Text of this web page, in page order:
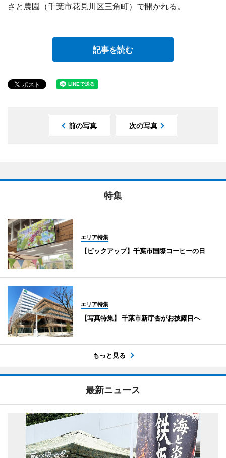
さと農園（千葉市花見川区三角町）で開かれる。
記事を読む
前の写真 次の写真
特集
エリア特集
【ピックアップ】千葉市国際コーヒーの日
エリア特集
【写真特集】 千葉市新庁舎がお披露目へ
もっと見る
最新ニュース